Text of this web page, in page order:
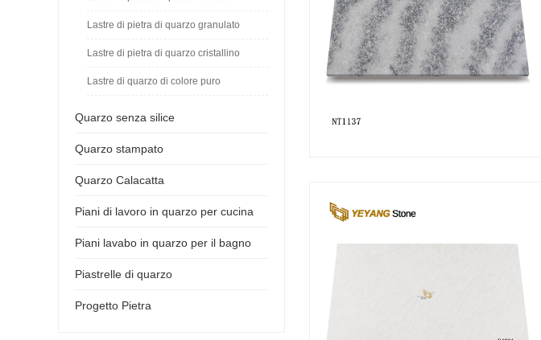
Lastre di pietra di quarzo granulato
Lastre di pietra di quarzo cristallino
Lastre di quarzo di colore puro
Quarzo senza silice
Quarzo stampato
Quarzo Calacatta
Piani di lavoro in quarzo per cucina
Piani lavabo in quarzo per il bagno
Piastrelle di quarzo
Progetto Pietra